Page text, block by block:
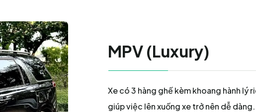
MPV (Luxury)
Xe có 3 hàng ghế kèm khoang hành
giúp việc lên xuống xe trở nên dễ